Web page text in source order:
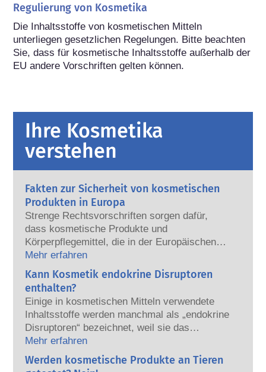
Regulierung von Kosmetika
Die Inhaltsstoffe von kosmetischen Mitteln
unterliegen gesetzlichen Regelungen. Bitte beachten
Sie, dass für kosmetische Inhaltsstoffe außerhalb der
EU andere Vorschriften gelten können.
Ihre Kosmetika
verstehen
Fakten zur Sicherheit von kosmetischen
Produkten in Europa
Strenge Rechtsvorschriften sorgen dafür,
dass kosmetische Produkte und
Körperpflegemittel, die in der Europäischen
Union verkauft werden, sicher für die
Anwendung am Menschen sind. Die
Kosmetikhersteller sowie nationale und
europäische Regulierungsbehörden tragen
gemeinsam die Verantwortung für die
Sicherheit von kosmetischen Produkten.
Mehr erfahren
Kann Kosmetik endokrine Disruptoren
enthalten?
Einige in kosmetischen Mitteln verwendete
Inhaltsstoffe werden manchmal als „endokrine
Disruptoren“ bezeichnet, weil sie das
Potenzial haben, einige der Eigenschaften
unserer Hormone nachzuahmen. Aber: Nur
weil etwas das Potenzial hat, ein Hormon zu
Mehr erfahren
Werden kosmetische Produkte an Tieren